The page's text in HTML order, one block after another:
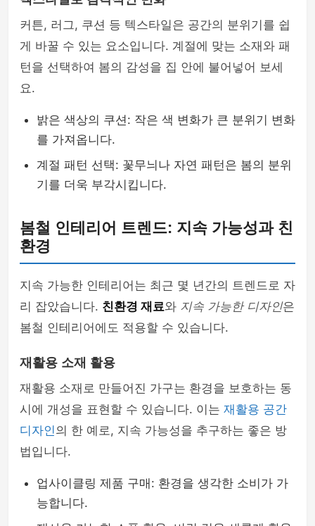
커튼, 러그, 쿠션 등 텍스타일은 공간의 분위기를 쉽
게 바꿀 수 있는 요소입니다. 계절에 맞는 소재와 패
턴을 선택하여 봄의 감성을 집 안에 불어넣어 보세
요.
밝은 색상의 쿠션: 작은 색 변화가 큰 분위기 변화
를 가져옵니다.
계절 패턴 선택: 꽃무늬나 자연 패턴은 봄의 분위
기를 더욱 부각시킵니다.
봄철 인테리어 트렌드: 지속 가능성과 친
환경
지속 가능한 인테리어는 최근 몇 년간의 트렌드로 자
리 잡았습니다. 친환경 재료와 지속 가능한 디자인은
봄철 인테리어에도 적용할 수 있습니다.
재활용 소재 활용
재활용 소재로 만들어진 가구는 환경을 보호하는 동
시에 개성을 표현할 수 있습니다. 이는 재활용 공간
디자인의 한 예로, 지속 가능성을 추구하는 좋은 방
법입니다.
업사이클링 제품 구매: 환경을 생각한 소비가 가
능합니다.